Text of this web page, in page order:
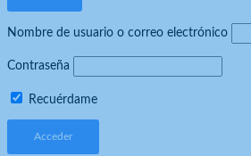
Nombre de usuario o correo electrónico
Contraseña
Recuérdame